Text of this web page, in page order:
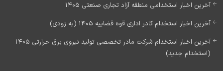
آخرین اخبار استخدامی منطقه آزاد تجاری صنعتی 1405
آخرین اخبار استخدام کادر اداری قوه قضاییه 1405 (به زودی)
آخرین اخبار استخدام شرکت مادر تخصصی تولید نیروی برق حرارتی 1405
(استخدام جدید)